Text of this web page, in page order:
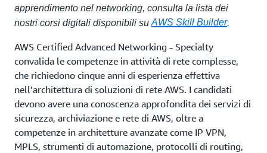
apprendimento nel networking, consulta la lista dei
nostri corsi digitali disponibili suAWS Skill Builder.
AWS Certified Advanced Networking - Specialty
convalida le competenze in attività di rete complesse,
che richiedono cinque anni di esperienza effettiva
nell’architettura di soluzioni di rete AWS. I candidati
devono avere una conoscenza approfondita dei servizi di
sicurezza, archiviazione e rete di AWS, oltre a
competenze in architetture avanzate come IP VPN,
MPLS, strumenti di automazione, protocolli di routing,